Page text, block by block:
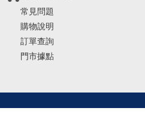
常見問題
購物說明
訂單查詢
門市據點